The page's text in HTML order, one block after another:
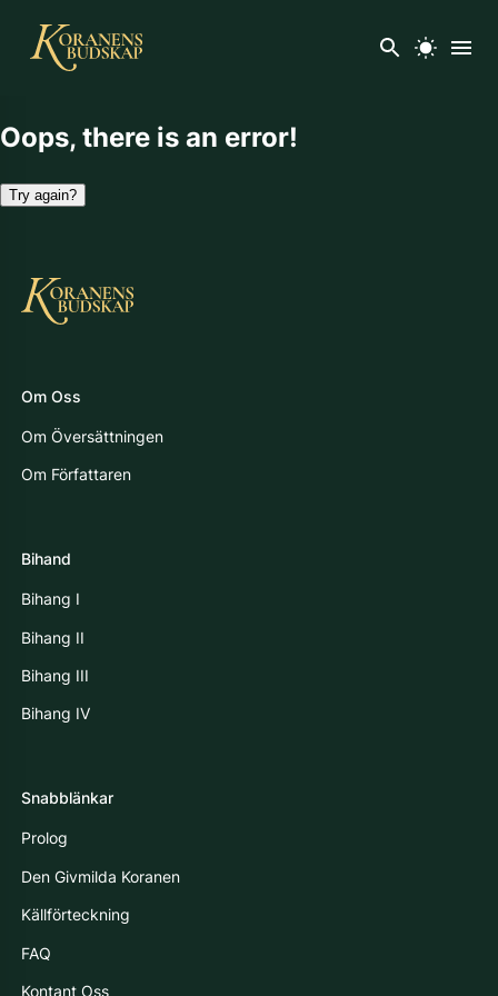
Oops, there is an error!
Try again?
Om Oss
Om Översättningen
Om Författaren
Bihand
Bihang I
Bihang II
Bihang III
Bihang IV
Snabblänkar
Prolog
Den Givmilda Koranen
Källförteckning
FAQ
Kontant Oss